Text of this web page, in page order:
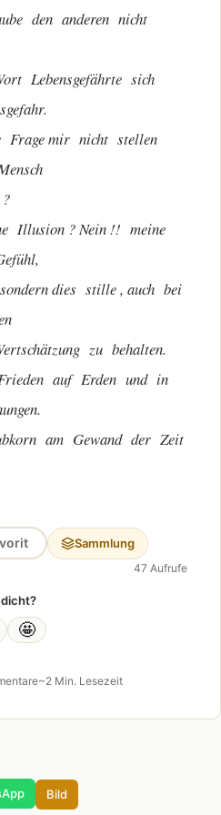
anderen nicht
sich
mir nicht stellen
? Nein !! meine
dies stille , auch bei
zu behalten.
auf Erden und in
am Gewand der Zeit
Sammlung
47 Aufrufe
🤩
~2 Min. Lesezeit
Bild